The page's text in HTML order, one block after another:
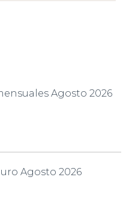
Agosto 2026
Agosto 2026